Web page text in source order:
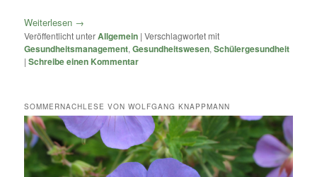
Weiterlesen →
Veröffentlicht unterAllgemein |Verschlagwortet mit
Gesundheitsmanagement,Gesundheitswesen,Schülergesundheit
|Schreibe einen Kommentar
SOMMERNACHLESE VON WOLFGANG KNAPPMANN